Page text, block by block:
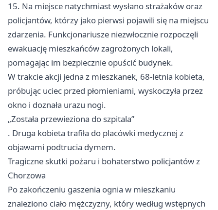
15. Na miejsce natychmiast wysłano strażaków oraz
policjantów, którzy jako pierwsi pojawili się na miejscu
zdarzenia. Funkcjonariusze niezwłocznie rozpoczęli
ewakuację mieszkańców zagrożonych lokali,
pomagając im bezpiecznie opuścić budynek.
W trakcie akcji jedna z mieszkanek, 68-letnia kobieta,
próbując uciec przed płomieniami, wyskoczyła przez
okno i doznała urazu nogi.
„Została przewieziona do szpitala”
. Druga kobieta trafiła do placówki medycznej z
objawami podtrucia dymem.
Tragiczne skutki pożaru i bohaterstwo policjantów z
Chorzowa
Po zakończeniu gaszenia ognia w mieszkaniu
znaleziono ciało mężczyzny, który według wstępnych